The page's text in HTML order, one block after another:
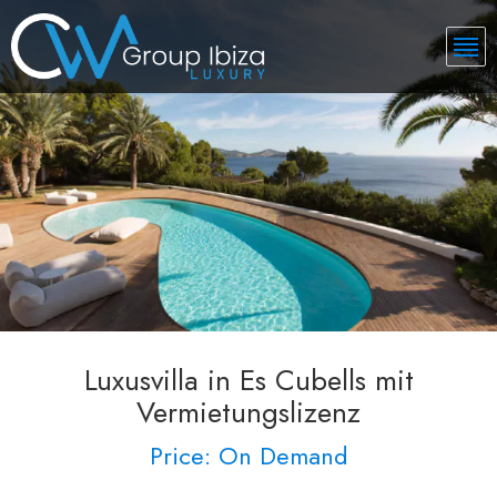
Luxusvilla in Es Cubells mit
Vermietungslizenz
Price: On Demand